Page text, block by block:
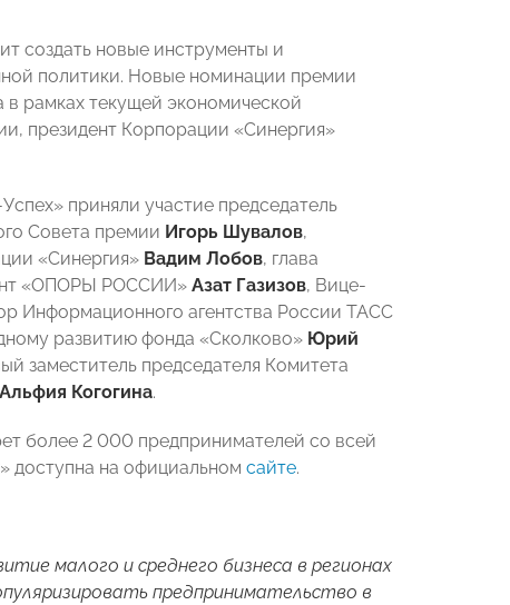
создать новые инструменты и
политики. Новые номинации премии
в рамках текущей экономической
президент Корпорации «Синергия»
приняли участие председатель
Совета премии Игорь Шувалов,
«Синергия» Вадим Лобов, глава
«ОПОРЫ РОССИИ» Азат Газизов, Вице-
Информационного агентства России ТАСС
развитию фонда «Сколково» Юрий
заместитель председателя Комитета
Альфия Когогина.
более 2 000 предпринимателей со всей
доступна на официальном сайте.
малого и среднего бизнеса в регионах
предпринимательство в